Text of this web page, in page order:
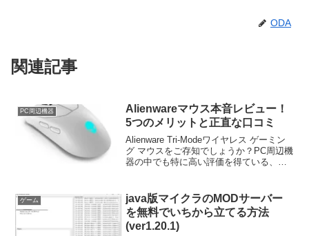
ODA
関連記事
PC周辺機器
Alienwareマウス本音レビュー！
5つのメリットと正直な口コミ
Alienware Tri-Modeワイヤレス ゲーミン
グ マウスをご存知でしょうか？PC周辺機
器の中でも特に高い評価を得ている、今
いう特徴を持つこの製品、実際のところ
はどうなのでしょうか？ 本記事では、
Alienware
ゲーム
java版マイクラのMODサーバー
を無料でいちから立てる方法
(ver1.20.1)